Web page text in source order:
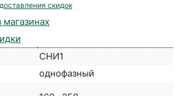
скидок
СНИ1
однофазный